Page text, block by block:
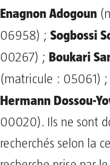
Enagnon Adogoun
06958) ; Sogbossi
00267) ; Boukari
(matricule : 05061) ;
Hermann Dossou-
00020). Ils ne sont
recherchés selon la